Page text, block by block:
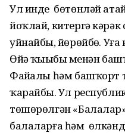
Ул инде бөтөнләй
йоҡлай, китергә кәрәк
уйнайбыҙ, йөрөйбөҙ.
Өйҙә ҡыҙыбыҙ менән
Файҙалы һәм башҡорт
ҡарайбыҙ. Ул
төшөрөлгән
балаларға һәм